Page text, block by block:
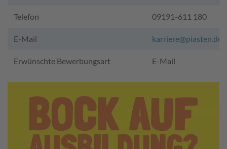
Telefon 09191-611 180
E-Mail karriere@piasten.de
Erwünschte Bewerbungsart E-Mail